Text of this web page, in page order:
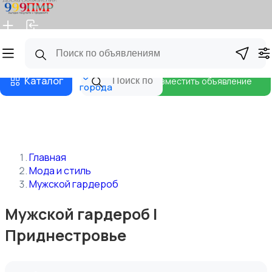
Главная
Каталог
города
Разместить объявление
Главная
Мода и стиль
Мужской гардероб
Мужской гардероб |
Приднестровье